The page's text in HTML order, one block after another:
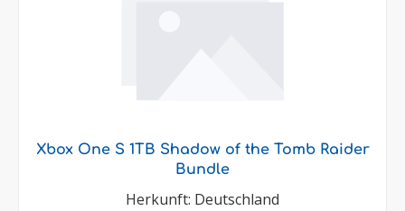
Xbox One S 1TB Shadow of the Tomb Raider
Bundle
Herkunft: Deutschland